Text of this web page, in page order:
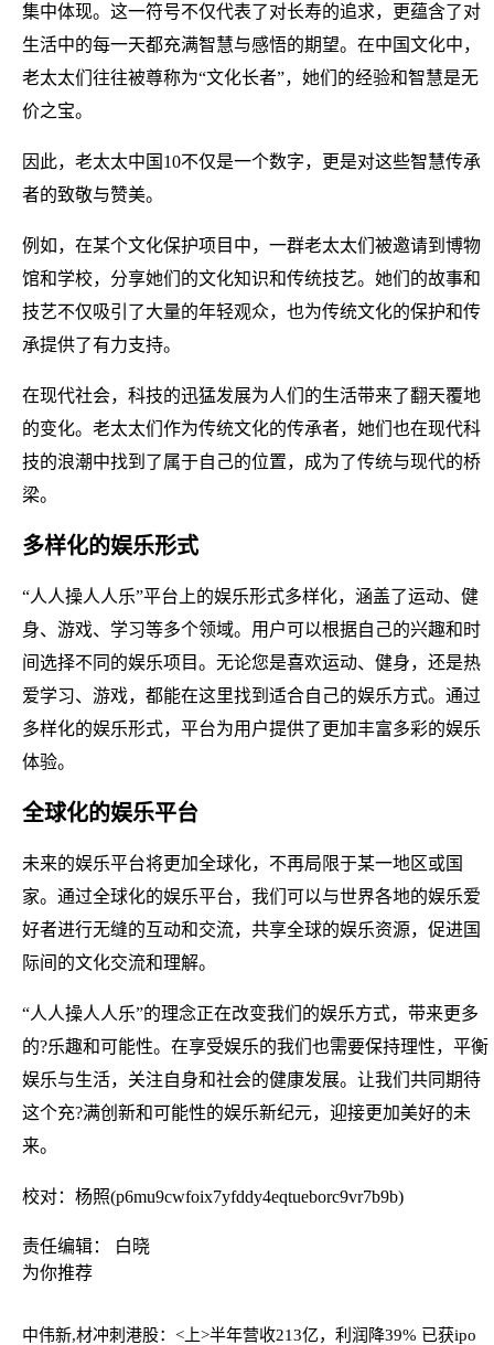
集中体现。这一符号不仅代表了对长寿的追求，更蕴含了对
生活中的每一天都充满智慧与感悟的期望。在中国文化中，
老太太们往往被尊称为“文化长者”，她们的经验和智慧是无
价之宝。
因此，老太太中国10不仅是一个数字，更是对这些智慧传承
者的致敬与赞美。
例如，在某个文化保护项目中，一群老太太们被邀请到博物
馆和学校，分享她们的文化知识和传统技艺。她们的故事和
技艺不仅吸引了大量的年轻观众，也为传统文化的保护和传
承提供了有力支持。
在现代社会，科技的迅猛发展为人们的生活带来了翻天覆地
的变化。老太太们作为传统文化的传承者，她们也在现代科
技的浪潮中找到了属于自己的位置，成为了传统与现代的桥
梁。
多样化的娱乐形式
“人人操人人乐”平台上的娱乐形式多样化，涵盖了运动、健
身、游戏、学习等多个领域。用户可以根据自己的兴趣和时
间选择不同的娱乐项目。无论您是喜欢运动、健身，还是热
爱学习、游戏，都能在这里找到适合自己的娱乐方式。通过
多样化的娱乐形式，平台为用户提供了更加丰富多彩的娱乐
体验。
全球化的娱乐平台
未来的娱乐平台将更加全球化，不再局限于某一地区或国
家。通过全球化的娱乐平台，我们可以与世界各地的娱乐爱
好者进行无缝的互动和交流，共享全球的娱乐资源，促进国
际间的文化交流和理解。
“人人操人人乐”的理念正在改变我们的娱乐方式，带来更多
的?乐趣和可能性。在享受娱乐的我们也需要保持理性，平衡
娱乐与生活，关注自身和社会的健康发展。让我们共同期待
这个充?满创新和可能性的娱乐新纪元，迎接更加美好的未
来。
校对：杨照(p6mu9cwfoix7yfddy4eqtueborc9vr7b9b)
责任编辑： 白晓
为你推荐
中伟新,材冲刺港股：<上>半年营收213亿，利润降39% 已获ipo